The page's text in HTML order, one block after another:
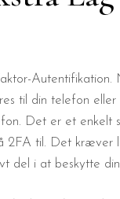
Autentifikation.
til din telefon eller
Det er et
2FA til. Det
del i at beskytte